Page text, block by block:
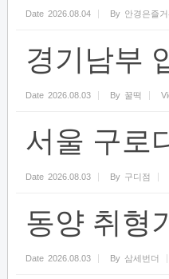
Date 2026.08.04 By 안경은즐거
경기남부
Date 2026.08.03 By 꿀떡
서울 구로
Date 2026.08.03 By 구디점
동양 취형
Date 2026.08.03 By 삼세번더